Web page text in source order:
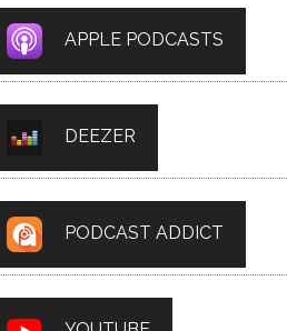
APPLE PODCASTS
DEEZER
PODCAST ADDICT